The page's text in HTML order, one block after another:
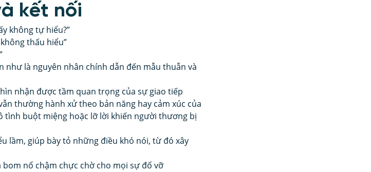
kết nối
không tự hiểu?”
thấu hiểu”
là nguyên nhân chính dẫn đến mẫu thuẫn và
nhận được tầm quan trọng của sự giao tiếp
thường hành xử theo bản năng hay cảm xúc của
tình buột miệng hoặc lỡ lời khiến người thương bị
lầm, giúp bày tỏ những điều khó nói, từ đó xây
nổ chậm chực chờ cho mọi sự đổ vỡ